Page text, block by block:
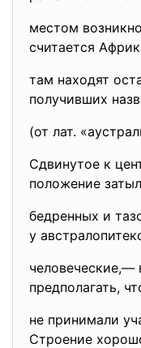
местом
считается
там находят
получивших
(от лат.
Сдвинутое к
положение
бедренных и
у
человеческие,—
предполагать,
не принимали
Строение